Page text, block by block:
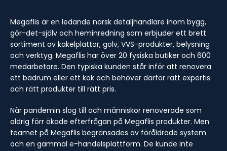
Megaflis är en ledande norsk detaljhandlare inom bygg,
gör-det-själv och heminredning som erbjuder ett brett
sortiment av kakelplattor, golv, VVS-produkter, belysning
och verktyg. Megaflis har över 20 fysiska butiker och 600
medarbetare. Den typiska kunden står inför att renovera
ett badrum eller ett kök och behöver därför rätt expertis
och rätt produkter till rätt pris.
När pandemin slog till och människor renoverade som
aldrig förr ökade efterfrågan på Megaflis produkter. Men
teamet på Megaflis begränsades av föråldrade system
och en gammal e-handelsplattform. De kunde inte